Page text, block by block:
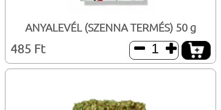
ANYALEVÉL (SZENNA TERMÉS) 50 g
485 Ft  